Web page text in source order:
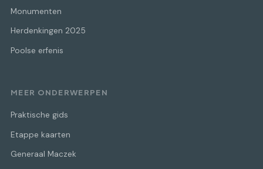
Monumenten
Herdenkingen 2025
Poolse erfenis
MEER ONDERWERPEN
Praktische gids
Etappe kaarten
Generaal Maczek